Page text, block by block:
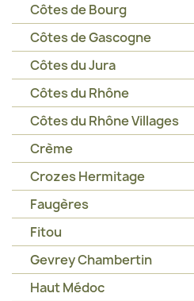
Côtes de Bourg
Côtes de Gascogne
Côtes du Jura
Côtes du Rhône
Côtes du Rhône Villages
Crème
Crozes Hermitage
Faugères
Fitou
Gevrey Chambertin
Haut Médoc